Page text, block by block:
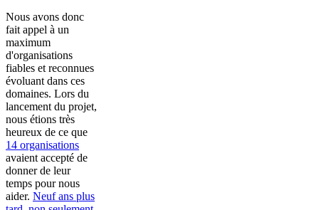
Nous avons donc
fait appel à un
maximum
d'organisations
fiables et reconnues
évoluant dans ces
domaines. Lors du
lancement du projet,
nous étions très
heureux de ce que
14 organisations
avaient accepté de
donner de leur
temps pour nous
aider. Neuf ans plus